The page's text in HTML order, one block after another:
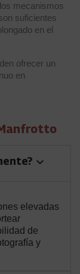
mecanismos
suficientes
en el
ofrecer un
en
keyboard_arrow_down
elevadas
de
y